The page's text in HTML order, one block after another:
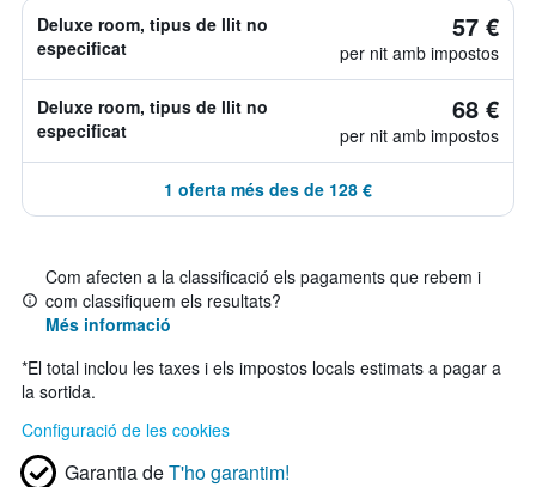
Deluxe room, tipus de llit no
especificat
57 €
per nit amb impostos
Deluxe room, tipus de llit no
especificat
68 €
per nit amb impostos
1 oferta més des de 128 €
Com afecten a la classificació els pagaments que rebem i
com classifiquem els resultats?
Més informació
*El total inclou les taxes i els impostos locals estimats a pagar a
la sortida.
Configuració de les cookies
Garantia deT'ho garantim!